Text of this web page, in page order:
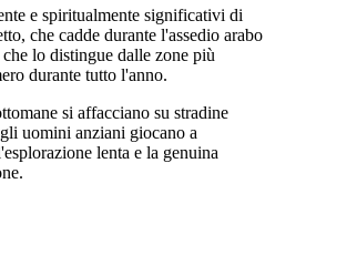
e spiritualmente significativi di
che cadde durante l'assedio arabo
lo distingue dalle zone più
durante tutto l'anno.
si affacciano su stradine
uomini anziani giocano a
lenta e la genuina